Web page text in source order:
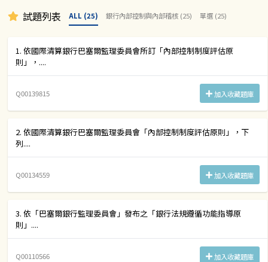
試題列表 ALL (25) 銀行內部控制與內部稽核 (25) 單選 (25)
1. 依國際清算銀行巴塞爾監理委員會所訂「內部控制制度評估原
則」，....
Q00139815 加入收藏題庫
2. 依國際清算銀行巴塞爾監理委員會「內部控制制度評估原則」，下
列....
Q00134559 加入收藏題庫
3. 依「巴塞爾銀行監理委員會」發布之「銀行法規遵循功能指導原
則」....
Q00110566 加入收藏題庫